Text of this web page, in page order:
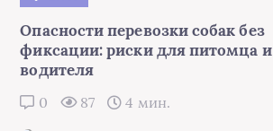
Опасности перевозки собак без
фиксации: риски для питомца и
водителя
0 87 4 мин.